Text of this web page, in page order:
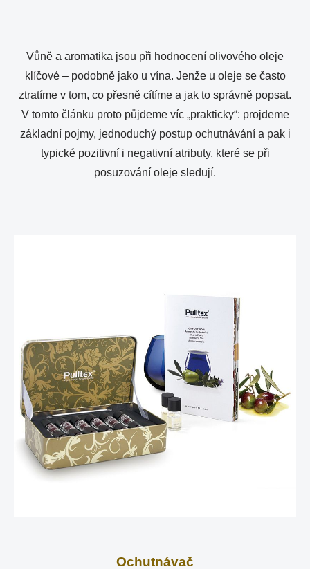
Vůně a aromatika jsou při hodnocení olivového oleje
klíčové – podobně jako u vína. Jenže u oleje se často
ztratíme v tom, co přesně cítíme a jak to správně popsat.
V tomto článku proto půjdeme víc „prakticky“: projdeme
základní pojmy, jednoduchý postup ochutnávání a pak i
typické pozitivní i negativní atributy, které se při
posuzování oleje sledují.
Ochutnávač